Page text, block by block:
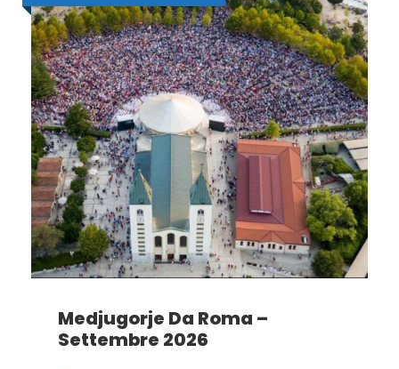
Medjugorje Da Roma –
Settembre 2026